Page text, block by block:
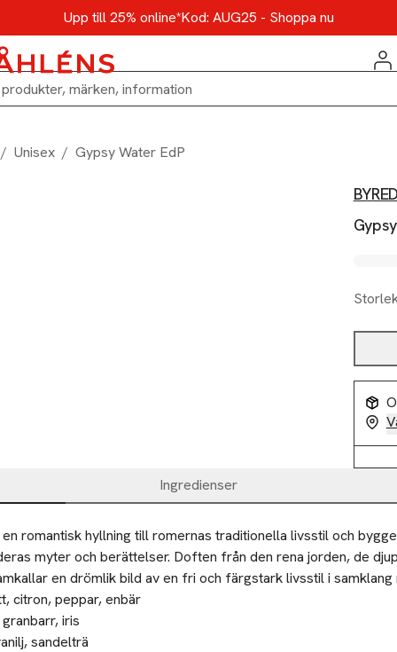
Upp till 25% online*Kod: AUG25 - Shoppa nu
/ Unisex / Gypsy Water EdP
Ingredienser
romantisk hyllning till romernas traditionella livsstil och
myter och berättelser. Doften från den rena jorden, de
en drömlik bild av en fri och färgstark livsstil i samklang
citron, peppar, enbär
iris
sandelträ